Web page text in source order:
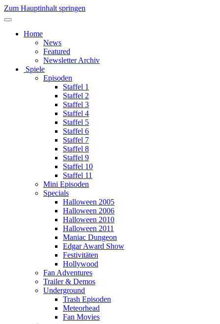
Zum Hauptinhalt springen
Home
News
Featured
Newsletter Archiv
Spiele
Episoden
Staffel 1
Staffel 2
Staffel 3
Staffel 4
Staffel 5
Staffel 6
Staffel 7
Staffel 8
Staffel 9
Staffel 10
Staffel 11
Mini Episoden
Specials
Halloween 2005
Halloween 2006
Halloween 2010
Halloween 2011
Maniac Dungeon
Edgar Award Show
Festivitäten
Hollywood
Fan Adventures
Trailer & Demos
Underground
Trash Episoden
Meteorhead
Fan Movies